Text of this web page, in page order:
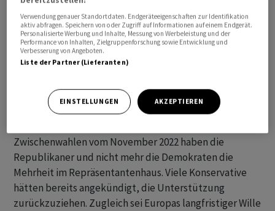
unter Berufung auf nicht weiter benannte
Spitzenbeamte. Der Druck auf die Ukraine steige,
bedeutendes Terrain zu gewinnen, hiess es.
Demnach könnte es nach den geänderten
Zukunft schwieriger werden, vom US-Kongress
weiterhin das gleiche Mass an Sicherheit und
Zwischenwahlen vom November 2022 haben die
Republikaner und nicht mehr die Demokraten die
Mehrheit im Repräsentantenhaus. Viele Konservative
hätten bereits angekündigt, die Unterstützung
zurückzuziehen. Zugleich sei Europas langfristiger Wille
Verwendung genauer Standortdaten. Endgeräteeigenschaften zur Identifikation
aktiv abfragen. Speichern von oder Zugriff auf Informationen auf einem Endgerät.
Personalisierte Werbung und Inhalte, Messung von Werbeleistung und der
Performance von Inhalten, Zielgruppenforschung sowie Entwicklung und
Verbesserung von Angeboten.
Liste der Partner (Lieferanten)
EINSTELLUNGEN AKZEPTIEREN